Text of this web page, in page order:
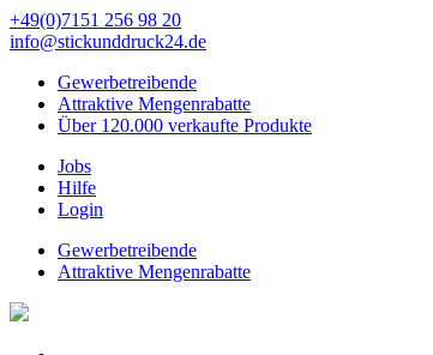
+49(0)7151 256 98 20‬
info@stickunddruck24.de
Gewerbetreibende
Attraktive Mengenrabatte
Über 120.000 verkaufte Produkte
Jobs
Hilfe
Login
Gewerbetreibende
Attraktive Mengenrabatte